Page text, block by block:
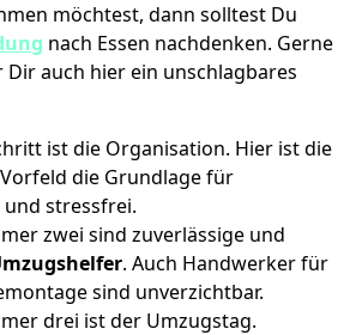
möchtest, dann solltest Du
nach Essen nachdenken. Gerne
auch hier ein unschlagbares
ist die Organisation. Hier ist die
die Grundlage für
stressfrei.
zwei sind zuverlässige und
. Auch Handwerker für
sind unverzichtbar.
drei ist der Umzugstag.